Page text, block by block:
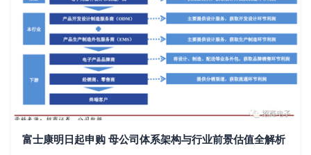
富士康明日起申购 母公司体系架构与行业前景估值全解析